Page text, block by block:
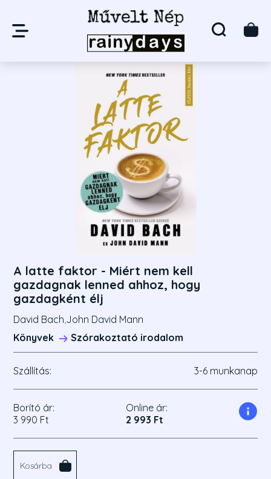
A latte faktor - Miért nem kell
gazdagnak lenned ahhoz, hogy
gazdagként élj
David Bach,John David Mann
Könyvek
Szórakoztató irodalom
Szállítás: 3-6 munkanap
Borító ár:
3 990 Ft
Online ár:
2 993 Ft
Kosárba